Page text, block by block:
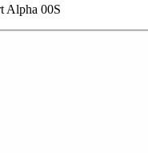
Alpha 00S